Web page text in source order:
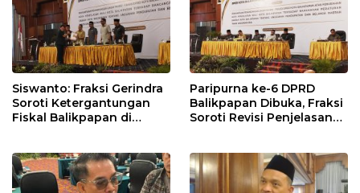
Siswanto: Fraksi Gerindra
Soroti Ketergantungan
Fiskal Balikpapan di
Paripurna ke-6 DPRD
Balikpapan Dibuka, Fraksi
Soroti Revisi Penjelasan